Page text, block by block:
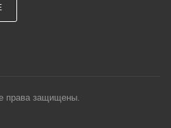
права защищены.